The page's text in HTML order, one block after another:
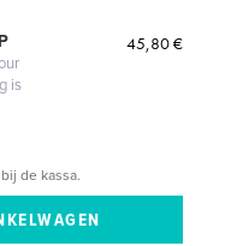
is
45,80 €
de kassa.